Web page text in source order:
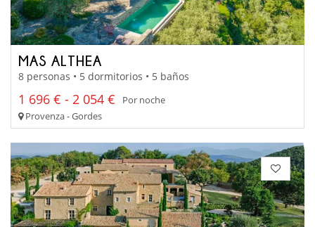
MAS ALTHEA
8 personas • 5 dormitorios • 5 baños
1 696 € - 2 054 €
Por noche
Provenza - Gordes